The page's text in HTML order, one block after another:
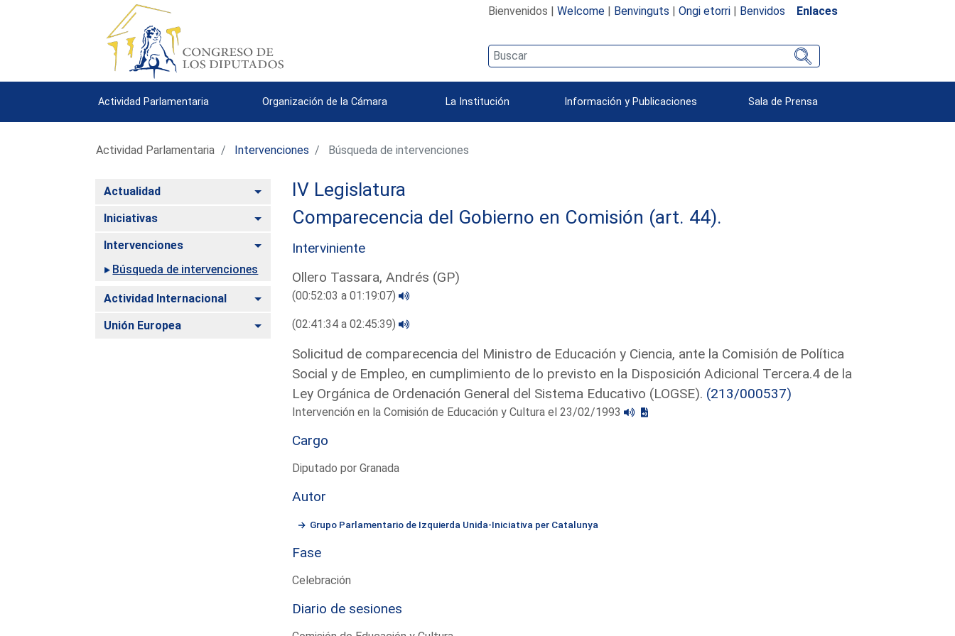
Bienvenidos | Welcome| Benvinguts | Ongi etorri| Benvidos Enlaces
Actividad Parlamentaria Organización de la Cámara La Institución Información y Publicaciones Sala de Prensa
Actividad Parlamentaria Intervenciones Búsqueda de intervenciones
Actualidad Alternar
Iniciativas Alternar
Intervenciones
Alternar
Búsqueda de intervenciones
Actividad Internacional Alternar
Unión Europea Alternar
IV Legislatura
Comparecencia del Gobierno en Comisión (art. 44).
Interviniente
Ollero Tassara, Andrés (GP)
(00:52:03 a 01:19:07)
(02:41:34 a 02:45:39)
Solicitud de comparecencia del Ministro de Educación y Ciencia, ante la Comisión de Política
Social y de Empleo, en cumplimiento de lo previsto en la Disposición Adicional Tercera.4 de la
Ley Orgánica de Ordenación General del Sistema Educativo (LOGSE). (213/000537)
Intervención en la Comisión de Educación y Cultura el 23/02/1993
Cargo
Diputado por Granada
Autor
Grupo Parlamentario de Izquierda Unida-Iniciativa per Catalunya
Fase
Celebración
Diario de sesiones